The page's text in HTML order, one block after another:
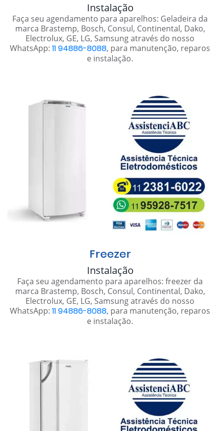
Instalação
Faça seu agendamento para aparelhos: Geladeira da
marca Brastemp, Bosch, Consul, Continental, Dako,
Electrolux, GE, LG, Samsung através do nosso
WhatsApp: 11 94886-8088, para manutenção, reparos
e instalação.
Freezer
Instalação
Faça seu agendamento para aparelhos: freezer da
marca Brastemp, Bosch, Consul, Continental, Dako,
Electrolux, GE, LG, Samsung através do nosso
WhatsApp: 11 94886-8088, para manutenção, reparos
e instalação.